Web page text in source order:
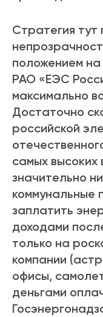
Стратегия тут
положением
РАО «ЕЭС
максимально
Достаточно
российской
самых высоких
значительно
коммунальные
заплатить
доходами
только на
компании
офисы,
деньгами